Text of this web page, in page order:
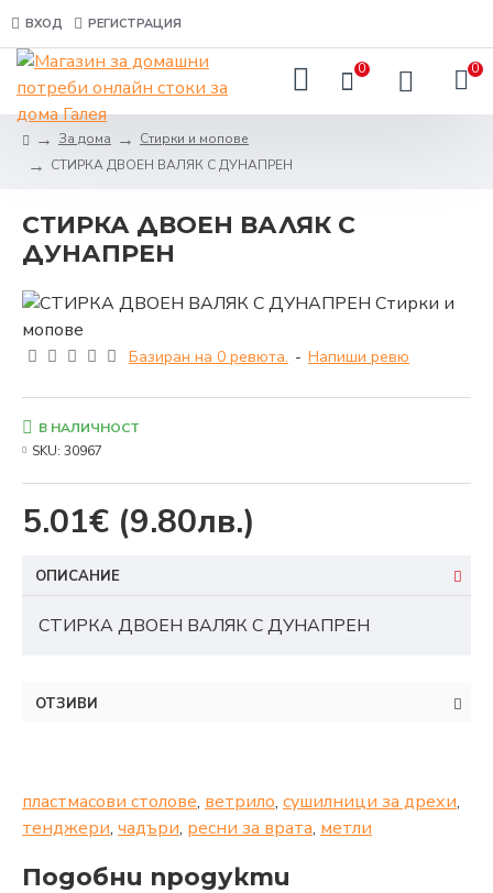
ВХОД РЕГИСТРАЦИЯ
0 0
За дома
Стирки и мопове
СТИРКА ДВОЕН ВАЛЯК С ДУНАПРЕН
СТИРКА ДВОЕН ВАЛЯК С
ДУНАПРЕН
Базиран на 0 ревюта. - Напиши ревю
5.01€ (9.80лв.)
В НАЛИЧНОСТ
SKU: 30967
ОПИСАНИЕ
СТИРКА ДВОЕН ВАЛЯК С ДУНАПРЕН
ОТЗИВИ
пластмасови столове, ветрило, сушилници за дрехи,
тенджери, чадъри, ресни за врата, метли
Подобни продукти